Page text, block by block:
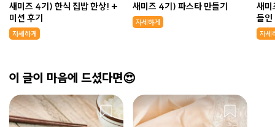
새미즈 4기) 한식 집밥 한상! +
미션 후기
자세하게
새미즈 4기) 파스타 만들기
자세하게
새
들인
자세
이 글이 마음에 드셨다면😍